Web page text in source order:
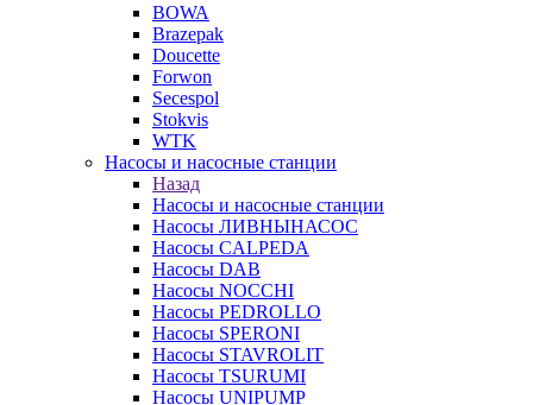
BOWA
Brazepak
Doucette
Forwon
Secespol
Stokvis
WTK
Насосы и насосные станции
Назад
Насосы и насосные станции
Насосы ЛИВНЫНАСОС
Насосы CALPEDA
Насосы DAB
Насосы NOCCHI
Насосы PEDROLLO
Насосы SPERONI
Насосы STAVROLIT
Насосы TSURUMI
Насосы UNIPUMP